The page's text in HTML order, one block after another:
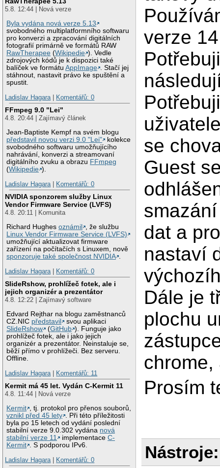
5.8. 12:44 | Nová verze
Byla vydána nová verze 5.13
svobodného multiplatformního softwaru
pro konverzi a zpracování digitálních
fotografií primárně ve formátů RAW
RawTherapee (Wikipedie ). Vedle
zdrojových kódů je k dispozici také
balíček ve formátuAppImage . Stačí jej
stáhnout, nastavit právo ke spuštění a
spustit.
Ladislav Hagara
Komentářů: 0
FFmpeg 9.0 "Lei"
4.8. 20:44 | Zajímavý článek
Jean-Baptiste Kempf na svém blogu
představil novou verzi 9.0 "Lei"
kolekce
svobodného softwaru umožňujícího
nahrávání, konverzi a streamovaní
digitálního zvuku a obrazu FFmpeg
(Wikipedie ).
Ladislav Hagara
Komentářů: 0
NVIDIA sponzorem služby Linux
Vendor Firmware Service (LVFS)
4.8. 20:11 | Komunita
Richard Hughesoznámil
, že službu
Linux Vendor Firmware Service (LVFS)
umožňující aktualizovat firmware
zařízení na počítačích s Linuxem, nově
sponzoruje také společnost NVIDIA .
Ladislav Hagara | Komentářů: 0
SlideRshow, prohlížeč fotek, ale i
jejich organizér a prezentátor
4.8. 12:22 | Zajímavý software
Edvard Rejthar na blogu zaměstnanců
CZ.NIC představil
svou aplikaci
SlideRshow
(GitHub ). Funguje jako
prohlížeč fotek, ale i jako jejich
organizér a prezentátor. Neinstaluje se,
běží přímo v prohlížeči. Bez serveru.
Offline.
Ladislav Hagara | Komentářů: 11
Kermit má 45 let. Vydán C-Kermit 11
4.8. 11:44 | Nová verze
Kermit , tj. protokol pro přenos souborů,
vznikl před 45 lety . Při této příležitosti
byla po 15 letech od vydání poslední
stabilní verze 9.0.302 vydána nová
stabilní verze 11
implementaceC-
Kermit . S podporou IPv6.
Ladislav Hagara | Komentářů: 0
verze
se
Guest
dat a
nastaví
Dále je
plochu
chrome,
Prosím
Nástroje: